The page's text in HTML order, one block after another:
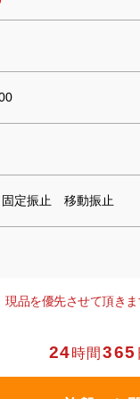
定振止 移動振止
品を優先させて頂きま
24時間365